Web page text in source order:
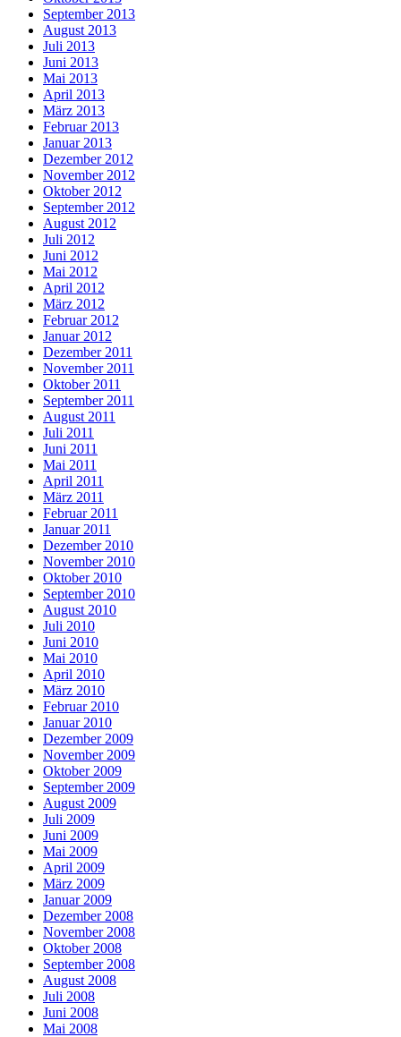
September 2013
August 2013
Juli 2013
Juni 2013
Mai 2013
April 2013
März 2013
Februar 2013
Januar 2013
Dezember 2012
November 2012
Oktober 2012
September 2012
August 2012
Juli 2012
Juni 2012
Mai 2012
April 2012
März 2012
Februar 2012
Januar 2012
Dezember 2011
November 2011
Oktober 2011
September 2011
August 2011
Juli 2011
Juni 2011
Mai 2011
April 2011
März 2011
Februar 2011
Januar 2011
Dezember 2010
November 2010
Oktober 2010
September 2010
August 2010
Juli 2010
Juni 2010
Mai 2010
April 2010
März 2010
Februar 2010
Januar 2010
Dezember 2009
November 2009
Oktober 2009
September 2009
August 2009
Juli 2009
Juni 2009
Mai 2009
April 2009
März 2009
Januar 2009
Dezember 2008
November 2008
Oktober 2008
September 2008
August 2008
Juli 2008
Juni 2008
Mai 2008